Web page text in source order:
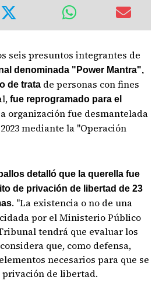
seis presuntos integrantes de
denominada "Power Mantra",
de trata de personas con fines
fue reprogramado para el
organización fue desmantelada
mediante la "Operación
detalló que la querella fue
de privación de libertad de 23
. "La existencia o no de una
por el Ministerio Público
tendrá que evaluar los
que, como defensa,
necesarios para que se
de libertad.